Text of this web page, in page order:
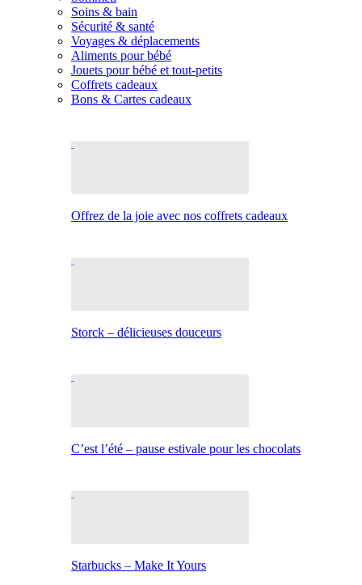
Soins & bain
Sécurité & santé
Voyages & déplacements
Aliments pour bébé
Jouets pour bébé et tout-petits
Coffrets cadeaux
Bons & Cartes cadeaux
Offrez de la joie avec nos coffrets cadeaux
Storck – délicieuses douceurs
C’est l’été – pause estivale pour les chocolats
Starbucks – Make It Yours